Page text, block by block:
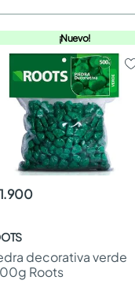
¡Nuevo!
decorativa verde
Roots